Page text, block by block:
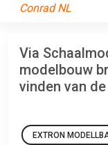
Conrad NL
Via
modelbouw
vinden van
EXTRON